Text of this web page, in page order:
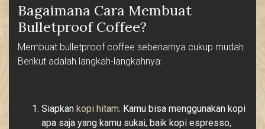
Bagaimana Cara Membuat
Bulletproof Coffee?
Membuat bulletproof coffee sebenarnya cukup mudah.
Berikut adalah langkah-langkahnya:
Siapkan kopi hitam. Kamu bisa menggunakan kopi
apa saja yang kamu sukai, baik kopi espresso,